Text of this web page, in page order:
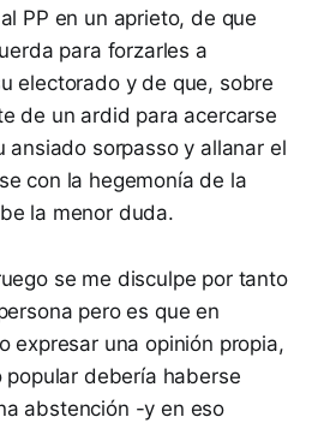
PP en un aprieto, de que
para forzarles a
electorado y de que, sobre
de un ardid para acercarse
ansiado sorpasso y allanar el
con la hegemonía de la
la menor duda.
se me disculpe por tanto
pero es que en
expresar una opinión propia,
debería haberse
abstención -y en eso